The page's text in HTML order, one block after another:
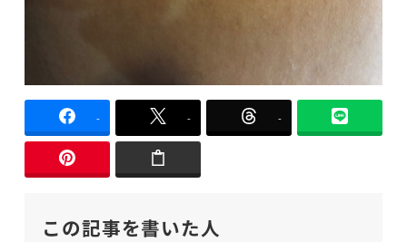
- - -
この記事を書いた人